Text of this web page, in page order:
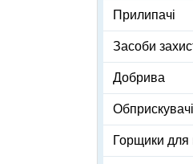
Прилипачі
Засоби
Добрива
Обприскувачі
Горщики для